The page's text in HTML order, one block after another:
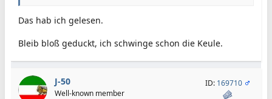
Das hab ich gelesen.
Bleib bloß geduckt, ich schwinge schon die Keule.
J-50
Well-known member
ID: 169710